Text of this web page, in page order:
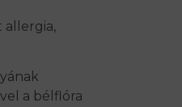
allergia,
a bélflóra